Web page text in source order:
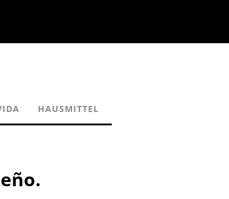
HAUSMITTEL